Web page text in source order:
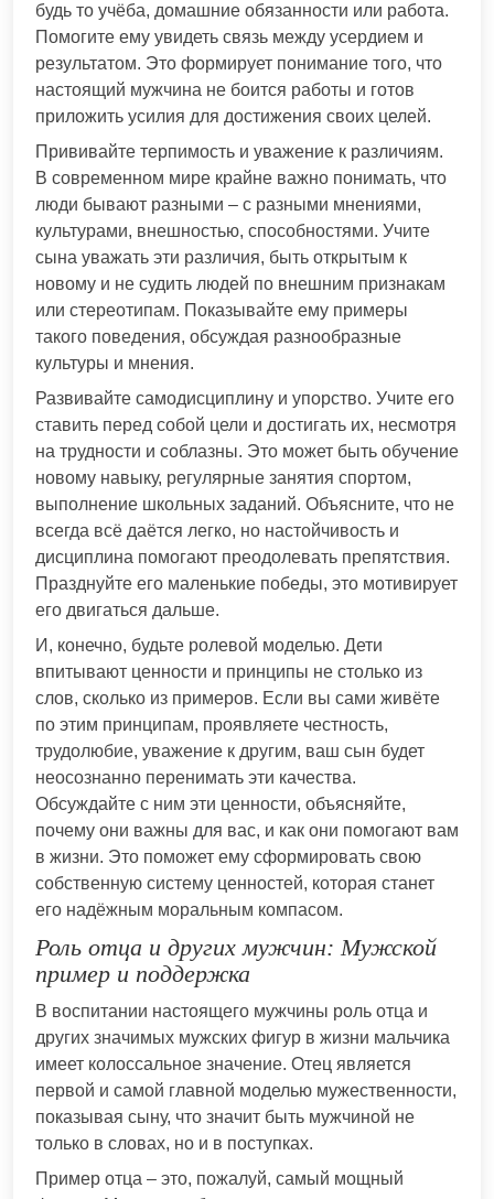
будь то учёба, домашние обязанности или работа.
Помогите ему увидеть связь между усердием и
результатом. Это формирует понимание того, что
настоящий мужчина не боится работы и готов
приложить усилия для достижения своих целей.
Прививайте терпимость и уважение к различиям.
В современном мире крайне важно понимать, что
люди бывают разными – с разными мнениями,
культурами, внешностью, способностями. Учите
сына уважать эти различия, быть открытым к
новому и не судить людей по внешним признакам
или стереотипам. Показывайте ему примеры
такого поведения, обсуждая разнообразные
культуры и мнения.
Развивайте самодисциплину и упорство. Учите его
ставить перед собой цели и достигать их, несмотря
на трудности и соблазны. Это может быть обучение
новому навыку, регулярные занятия спортом,
выполнение школьных заданий. Объясните, что не
всегда всё даётся легко, но настойчивость и
дисциплина помогают преодолевать препятствия.
Празднуйте его маленькие победы, это мотивирует
его двигаться дальше.
И, конечно, будьте ролевой моделью. Дети
впитывают ценности и принципы не столько из
слов, сколько из примеров. Если вы сами живёте
по этим принципам, проявляете честность,
трудолюбие, уважение к другим, ваш сын будет
неосознанно перенимать эти качества.
Обсуждайте с ним эти ценности, объясняйте,
почему они важны для вас, и как они помогают вам
в жизни. Это поможет ему сформировать свою
собственную систему ценностей, которая станет
его надёжным моральным компасом.
Роль отца и других мужчин: Мужской
пример и поддержка
В воспитании настоящего мужчины роль отца и
других значимых мужских фигур в жизни мальчика
имеет колоссальное значение. Отец является
первой и самой главной моделью мужественности,
показывая сыну, что значит быть мужчиной не
только в словах, но и в поступках.
Пример отца – это, пожалуй, самый мощный